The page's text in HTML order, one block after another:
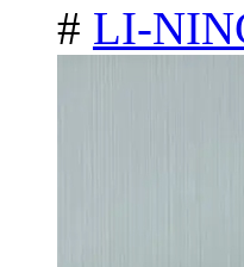
# LI-